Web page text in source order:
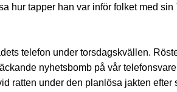
hur tapper han var inför folket med sin
telefon under torsdagskvällen.
nyhetsbomb på vår
ratten under den planlösa jakten efter